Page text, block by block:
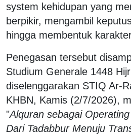
system kehidupan yang
berpikir, mengambil
hingga membentuk
Penegasan tersebut
Studium Generale 1448
diselenggarakan STIQ Ar-
KHBN, Kamis (2/7/2026),
"Alquran sebagai
Dari Tadabbur Menuju